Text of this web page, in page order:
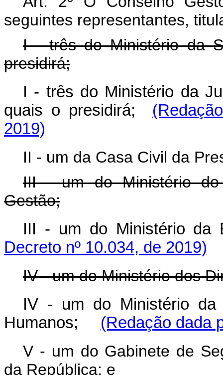
seguintes representantes,
I - três do Ministério da
presidirá;
I - três do Ministério da
quais o presidirá;
2019)
II - um da Casa Civil da
III - um do Ministério do
Gestão;
III - um do Ministério
Decreto nº 10.034, de 2019)
IV - um do Ministério dos
IV - um do Ministério da
Humanos; (Redação dada
V - um do Gabinete de
da República; e